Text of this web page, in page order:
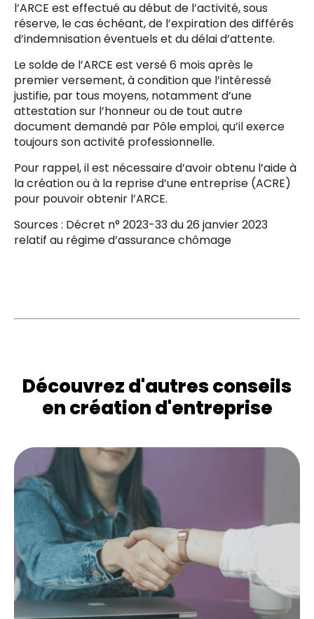
l’ARCE est effectué au début de l’activité, sous
réserve, le cas échéant, de l’expiration des différés
d’indemnisation éventuels et du délai d’attente.
Le solde de l’ARCE est versé 6 mois après le
premier versement, à condition que l’intéressé
justifie, par tous moyens, notamment d’une
attestation sur l’honneur ou de tout autre
document demandé par Pôle emploi, qu’il exerce
toujours son activité professionnelle.
Pour rappel, il est nécessaire d’avoir obtenu l’aide à
la création ou à la reprise d’une entreprise (ACRE)
pour pouvoir obtenir l’ARCE.
Sources : Décret n° 2023-33 du 26 janvier 2023
relatif au régime d’assurance chômage
Découvrez d'autres conseils
en création d'entreprise